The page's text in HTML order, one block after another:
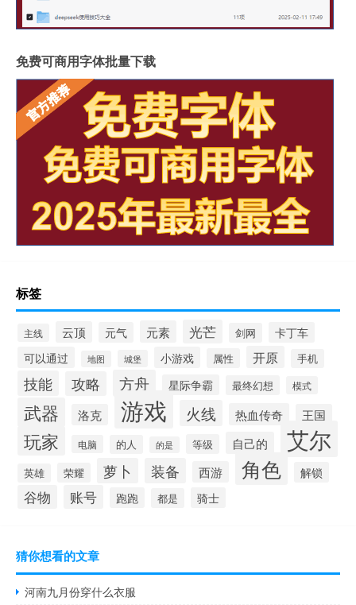
免费可商用字体批量下载
标签
主线 云顶 元气 元素 光芒 剑网 卡丁车
可以通过 地图 城堡 小游戏 属性 开原 手机
技能 攻略 方舟 星际争霸 最终幻想 模式
武器 洛克 游戏 火线 热血传奇 王国
玩家 电脑 的人 的是 等级 自己的 艾尔
英雄 荣耀 萝卜 装备 西游 角色 解锁
谷物 账号 跑跑 都是 骑士
猜你想看的文章
河南九月份穿什么衣服